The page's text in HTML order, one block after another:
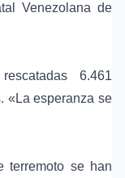
Venezolana de
6.461
«La esperanza se
terremoto se han